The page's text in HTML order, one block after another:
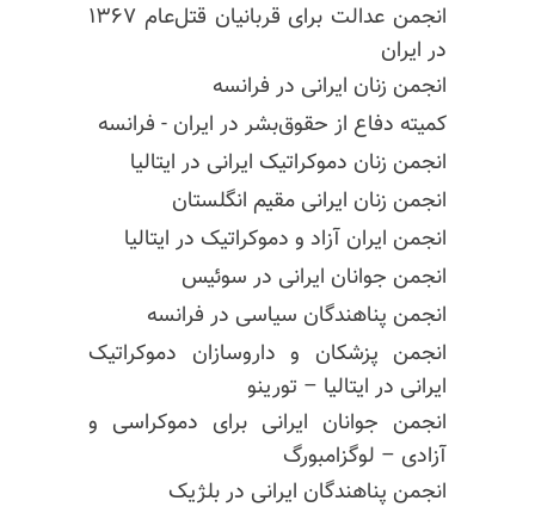
انجمن عدالت برای قربانیان قتل‌عام ۱۳۶۷
در ایران
انجمن زنان ایرانی در فرانسه
کمیته دفاع از حقوق‌بشر در ایران - فرانسه
انجمن زنان دموکراتیک ایرانی در ایتالیا
انجمن زنان ایرانی مقیم انگلستان
انجمن ایران آزاد و دموکراتیک در ایتالیا
انجمن جوانان ایرانی در سوئیس
انجمن پناهندگان سیاسی در فرانسه
انجمن پزشکان و داروسازان دموکراتیک
ایرانی در ایتالیا – تورینو
انجمن جوانان ایرانی برای دموکراسی و
آزادی – لوگزامبورگ
انجمن پناهندگان ایرانی در بلژیک